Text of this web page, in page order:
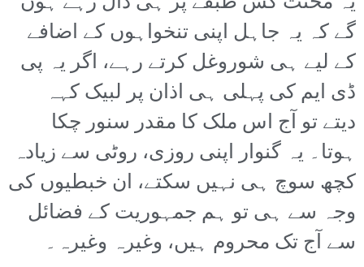
گے کہ یہ جاہل اپنی تنخواہوں کے اضافے
کے لیے ہی شوروغل کرتے رہے، اگر یہ پی
ڈی ایم کی پہلی ہی اذان پر لبیک کہہ
دیتے تو آج اس ملک کا مقدر سنور چکا
ہوتا۔ یہ گنوار اپنی روزی، روٹی سے زیادہ
کچھ سوچ ہی نہیں سکتے، ان خبطیوں کی
وجہ سے ہی تو ہم جمہوریت کے فضائل
سے آج تک محروم ہیں، وغیرہ وغیرہ۔